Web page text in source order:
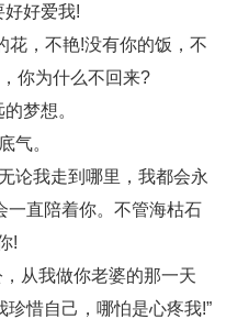
好爱我!
，不艳!没有你的饭，不
你为什么不回来?
梦想。
气。
我走到哪里，我都会永
一直陪着你。不管海枯石
!
从我做你老婆的那一天
惜自己，哪怕是心疼我!”